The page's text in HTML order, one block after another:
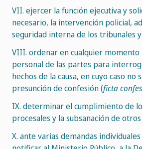
VII. ejercer la función ejecutiva y
necesario, la intervención policial,
seguridad interna de los tribunales y
VIII. ordenar en cualquier momento
personal de las partes para
hechos de la causa, en cuyo caso no
presunción de confesión (ficta
IX. determinar el cumplimiento de
procesales y la subsanación de
X. ante varias demandas